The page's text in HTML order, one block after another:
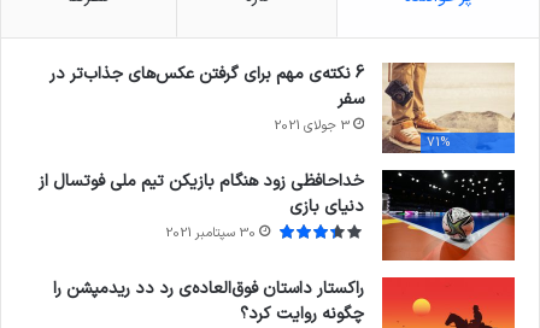
71%
6 نکته‌ی مهم برای گرفتن عکس‌های جذاب‌تر در
سفر
3 جولای 2021
خداحافظی زود هنگام بازیکن تیم ملی فوتسال از
دنیای بازی
30 سپتامبر 2021
راکستار داستان فوق‌العاده‌ی رد دد ریدمپشن را
چگونه روایت کرد؟